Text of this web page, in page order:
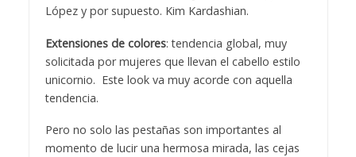
López y por supuesto. Kim Kardashian.
Extensiones de colores: tendencia global, muy
solicitada por mujeres que llevan el cabello estilo
unicornio. Este look va muy acorde con aquella
tendencia.
Pero no solo las pestañas son importantes al
momento de lucir una hermosa mirada, las cejas